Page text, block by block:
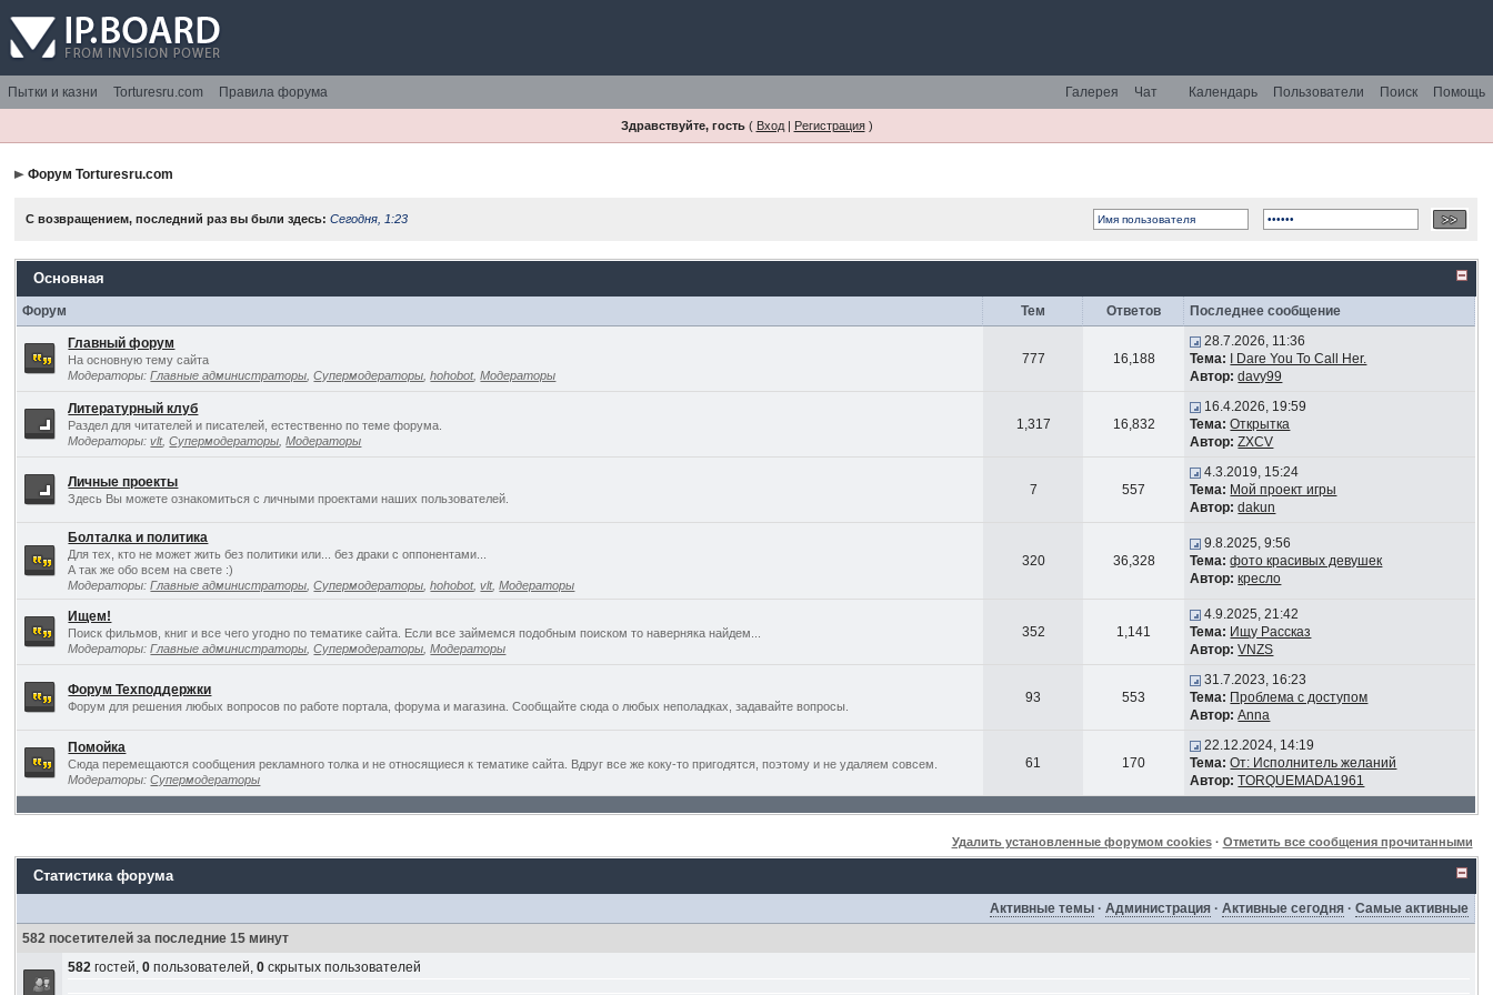
Пытки и казни Torturesru.com Правила форума Помощь
Поиск
Пользователи
Календарь
Чат
Галерея
Здравствуйте, гость( Вход| Регистрация)
Форум Torturesru.com
С возвращением, последний раз вы были здесь:Сегодня, 1:23
Основная
Форум Тем Ответов Последнее сообщение
Главный форум
На основную тему сайта
Модераторы:Главные администраторы ,Супермодераторы ,hohobot,Модераторы
777 16,188
28.7.2026, 11:36
Тема:
I Dare You To Call Her.
Автор: davy99
Литературный клуб
Раздел для читателей и писателей, естественно по теме форума.
Модераторы:vlt,Супермодераторы ,Модераторы
1,317 16,832
16.4.2026, 19:59
Тема: Открытка
Автор: ZXCV
Личные проекты
Здесь Вы можете ознакомиться с личными проектами наших пользователей.
7 557
4.3.2019, 15:24
Тема: Мой проект игры
Автор: dakun
Болталка и политика
Для тех, кто не может жить без политики или... без драки с оппонентами...
А так же обо всем на свете :)
Модераторы:Главные администраторы ,Супермодераторы ,hohobot,vlt,Модераторы
320 36,328
9.8.2025, 9:56
Тема: фото красивых девушек
Автор: кресло
Ищем!
Поиск фильмов, книг и все чего угодно по тематике сайта. Если все займемся подобным поиском то наверняка найдем...
Модераторы:Главные администраторы ,Супермодераторы ,Модераторы
352 1,141
4.9.2025, 21:42
Тема: Ищу Рассказ
Автор: VNZS
Форум Техподдержки
Форум для решения любых вопросов по работе портала, форума и магазина. Сообщайте сюда о любых неполадках, задавайте вопросы.
93 553
31.7.2023, 16:23
Тема: Проблема с доступом
Автор: Anna
Помойка
Сюда перемещаются сообщения рекламного толка и не относящиеся к тематике сайта. Вдруг все же коку-то пригодятся, поэтому и не удаляем совсем.
Модераторы:Супермодераторы
61 170
22.12.2024, 14:19
Тема: От: Исполнитель желаний
Автор: TORQUEMADA1961
Удалить установленные форумом cookies· Отметить все сообщения прочитанными
Статистика форума
Активные темы ·Администрация ·Активные сегодня ·Самые активные
582 посетителей за последние 15 минут
582 гостей,0 пользователей,0 скрытых пользователей